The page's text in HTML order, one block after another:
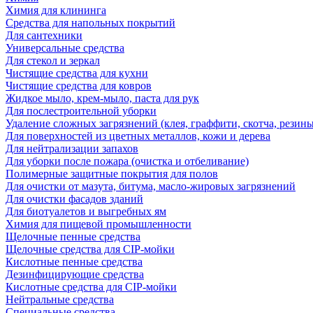
Химия для клининга
Средства для напольных покрытий
Для сантехники
Универсальные средства
Для стекол и зеркал
Чистящие средства для кухни
Чистящие средства для ковров
Жидкое мыло, крем-мыло, паста для рук
Для послестроительной уборки
Удаление сложных загрязнений (клея, граффити, скотча,
Для поверхностей из цветных металлов, кожи и дерева
Для нейтрализации запахов
Для уборки после пожара (очистка и отбеливание)
Полимерные защитные покрытия для полов
Для очистки от мазута, битума, масло-жировых загрязнений
Для очистки фасадов зданий
Для биотуалетов и выгребных ям
Химия для пищевой промышленности
Щелочные пенные средства
Щелочные средства для CIP-мойки
Кислотные пенные средства
Дезинфицирующие средства
Кислотные средства для CIP-мойки
Нейтральные средства